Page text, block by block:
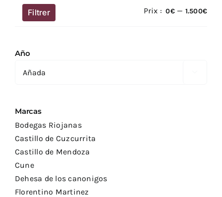
Prix
Prix
Filtrer Prix : 0€— 1.500€
Año
Marcas
Bodegas Riojanas
Castillo de Cuzcurrita
Castillo de Mendoza
Cune
Dehesa de los canonigos
Florentino Martinez